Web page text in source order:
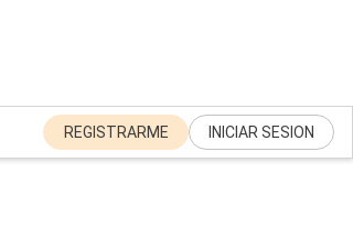
REGISTRARME INICIAR SESION